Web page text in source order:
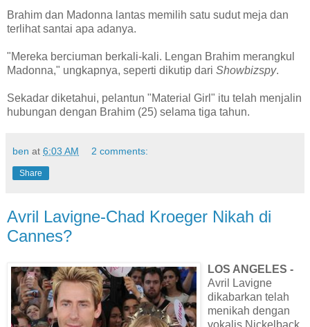
Brahim dan Madonna lantas memilih satu sudut meja dan
terlihat santai apa adanya.
"Mereka berciuman berkali-kali. Lengan Brahim merangkul
Madonna," ungkapnya, seperti dikutip dari Showbizspy.
Sekadar diketahui, pelantun "Material Girl" itu telah menjalin
hubungan dengan Brahim (25) selama tiga tahun.
ben at 6:03 AM 2 comments:
Share
Avril Lavigne-Chad Kroeger Nikah di
Cannes?
LOS ANGELES -
Avril Lavigne
dikabarkan telah
menikah dengan
vokalis Nickelback,